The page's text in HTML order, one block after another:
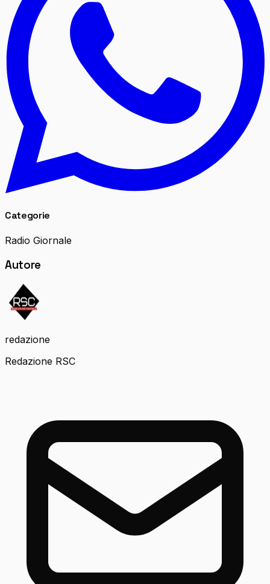
Categorie
Radio Giornale
Autore
redazione
Redazione RSC